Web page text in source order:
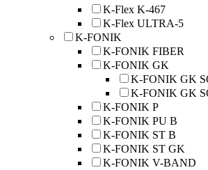
K-Flex K-467
K-Flex ULTRA-5
K-FONIK
K-FONIK FIBER
K-FONIK GK
K-FONIK GK
K-FONIK GK
K-FONIK P
K-FONIK PU B
K-FONIK ST B
K-FONIK ST GK
K-FONIK V-BAND